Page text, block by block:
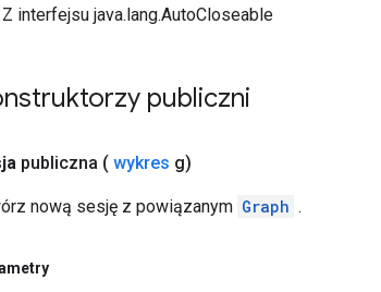
Z interfejsu java.lang.AutoCloseable
publiczni
publiczna ( wykres g)
nową sesję z powiązanym Graph .